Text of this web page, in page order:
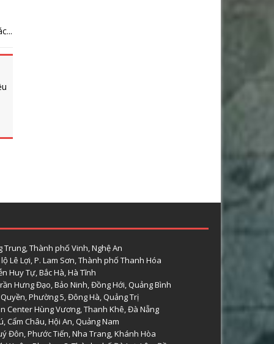
Thành phố Vinh, Nghệ An
Lê Lợi, P. Lam Sơn, Thành phố Thanh Hóa
Huy Tự, Bắc Hà, Hà Tĩnh
Hưng Đạo, Bảo Ninh, Đồng Hới, Quảng Bình
Phường 5, Đông Hà, Quảng Trị
Center Hùng Vương, Thanh Khê, Đà Nẵng
Cẩm Châu, Hội An, Quảng Nam
Đôn, Phước Tiến, Nha Trang, Khánh Hòa